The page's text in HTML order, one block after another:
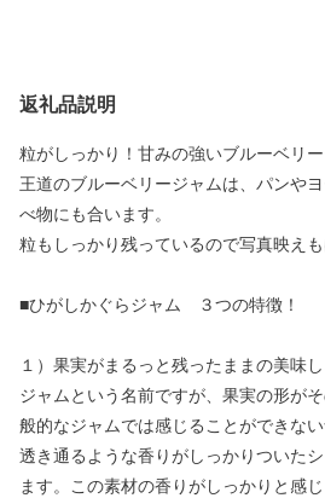
返礼品説明
粒がしっかり！甘みの強いブルーベリ
王道のブルーベリージャムは、パンや
べ物にも合います。
粒もしっかり残っているので写真映えも
■ひがしかぐらジャム ３つの特徴！
１）果実がまるっと残ったままの美味し
ジャムという名前ですが、果実の形が
般的なジャムでは感じることができない
透き通るような香りがしっかりついた
ます。この素材の香りがしっかりと感じ